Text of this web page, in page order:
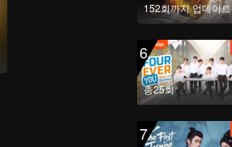
152회까지 업데이트
6
총25회
7